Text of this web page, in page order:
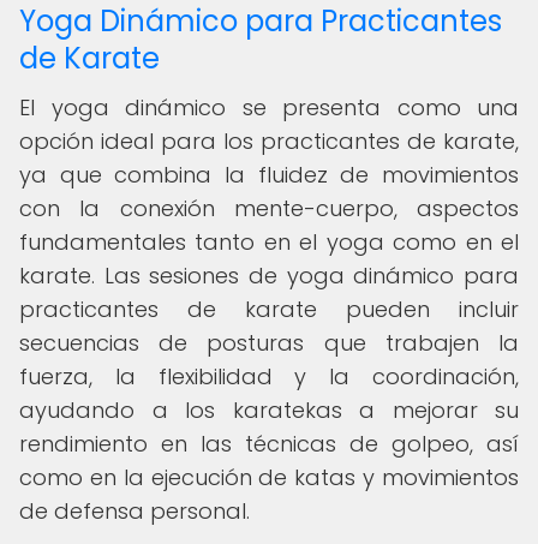
Yoga Dinámico para Practicantes
de Karate
El yoga dinámico se presenta como una
opción ideal para los practicantes de karate,
ya que combina la fluidez de movimientos
con la conexión mente-cuerpo, aspectos
fundamentales tanto en el yoga como en el
karate. Las sesiones de yoga dinámico para
practicantes de karate pueden incluir
secuencias de posturas que trabajen la
fuerza, la flexibilidad y la coordinación,
ayudando a los karatekas a mejorar su
rendimiento en las técnicas de golpeo, así
como en la ejecución de katas y movimientos
de defensa personal.